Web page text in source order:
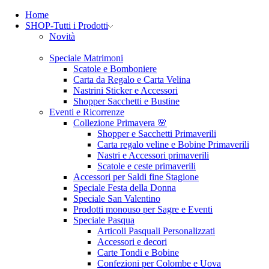
Home
SHOP-Tutti i Prodotti
Novità
Speciale Matrimoni
Scatole e Bomboniere
Carta da Regalo e Carta Velina
Nastrini Sticker e Accessori
Shopper Sacchetti e Bustine
Eventi e Ricorrenze
Collezione Primavera 🌸
Shopper e Sacchetti Primaverili
Carta regalo veline e Bobine Primaverili
Nastri e Accessori primaverili
Scatole e ceste primaverili
Accessori per Saldi fine Stagione
Speciale Festa della Donna
Speciale San Valentino
Prodotti monouso per Sagre e Eventi
Speciale Pasqua
Articoli Pasquali Personalizzati
Accessori e decori
Carte Tondi e Bobine
Confezioni per Colombe e Uova